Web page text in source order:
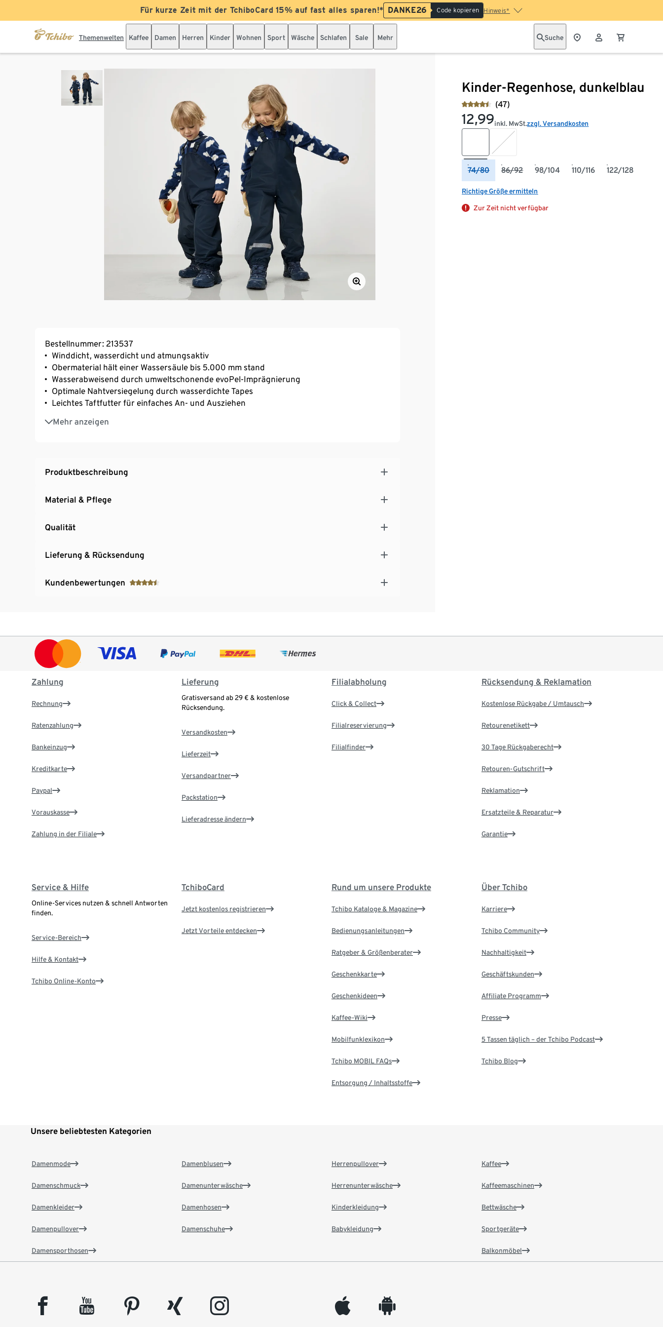
Für kurze Zeit mit der TchiboCard 15% auf fast alles sparen!* DANKE26 Code kopieren Hinweis*
Themenwelten Kaffee Damen Herren Kinder Wohnen Sport Wäsche Schlafen Sale Mehr Suche
Kinder-Regenhose, dunkelblau
(47)
12,99inkl. MwSt.zzgl. Versandkosten
74/80 86/92 98/104 110/116 122/128
Richtige Größe ermitteln
Zur Zeit nicht verfügbar
Bestellnummer: 213537
Winddicht, wasserdicht und atmungsaktiv
Obermaterial hält einer Wassersäule bis 5.000 mm stand
Wasserabweisend durch umweltschonende evoPel-Imprägnierung
Optimale Nahtversiegelung durch wasserdichte Tapes
Leichtes Taftfutter für einfaches An- und Ausziehen
Mehr anzeigen
Fußstege für perfekten Sitz
Längenverstellbare, elastische Y-Träger
Produktbeschreibung
Material & Pflege
Qualität
Lieferung & Rücksendung
Kundenbewertungen
Zahlung
Rechnung
Ratenzahlung
Bankeinzug
Kreditkarte
Paypal
Vorauskasse
Zahlung in der Filiale
Lieferung
Gratisversand ab 29 € & kostenlose
Rücksendung.
Versandkosten
Lieferzeit
Versandpartner
Packstation
Lieferadresse ändern
Filialabholung
Click & Collect
Filialreservierung
Filialfinder
Rücksendung & Reklamation
Kostenlose Rückgabe / Umtausch
Retourenetikett
30 Tage Rückgaberecht
Retouren-Gutschrift
Reklamation
Ersatzteile & Reparatur
Garantie
Service & Hilfe
Online-Services nutzen & schnell Antworten
finden.
Service-Bereich
Hilfe & Kontakt
Tchibo Online-Konto
TchiboCard
Jetzt kostenlos registrieren
Jetzt Vorteile entdecken
Rund um unsere Produkte
Tchibo Kataloge & Magazine
Bedienungsanleitungen
Ratgeber & Größenberater
Geschenkkarte
Geschenkideen
Kaffee-Wiki
Mobilfunklexikon
Tchibo MOBIL FAQs
Entsorgung / Inhaltsstoffe
Über Tchibo
Karriere
Tchibo Community
Nachhaltigkeit
Geschäftskunden
Affiliate Programm
Presse
5 Tassen täglich – der Tchibo Podcast
Tchibo Blog
Unsere beliebtesten Kategorien
Damenmode
Damenschmuck
Damenkleider
Damenpullover
Damensporthosen
Damenblusen
Damenunterwäsche
Damenhosen
Damenschuhe
Herrenpullover
Herrenunterwäsche
Kinderkleidung
Babykleidung
Kaffee
Kaffeemaschinen
Bettwäsche
Sportgeräte
Balkonmöbel
facebook youtube pinterest xing instagram appleinc android